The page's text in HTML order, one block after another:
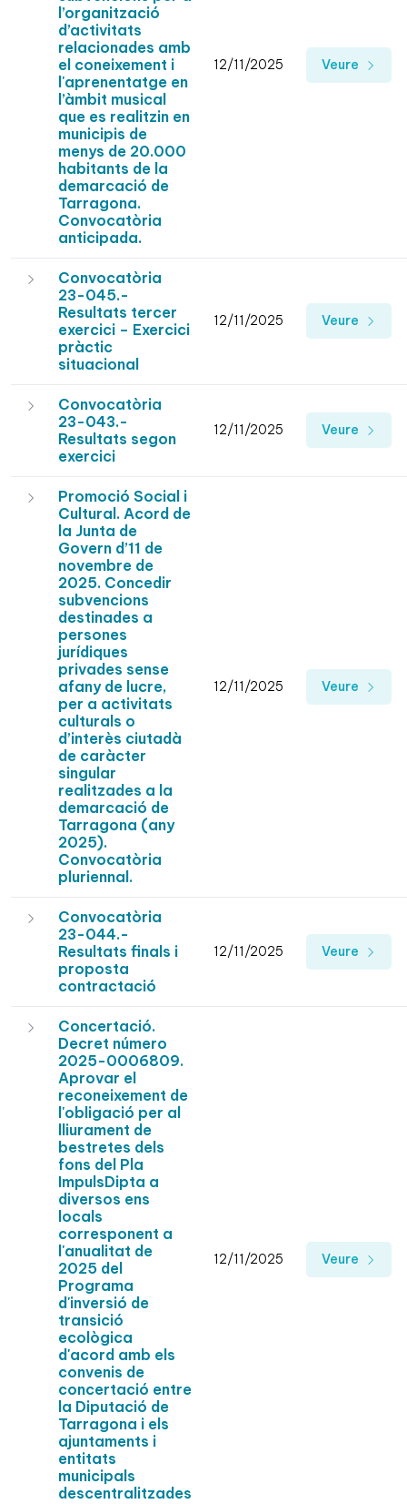
l’organització
d’activitats
relacionades amb
el coneixement i
l'aprenentatge en
l’àmbit musical
que es realitzin en
municipis de
menys de 20.000
habitants de la
demarcació de
Tarragona.
Convocatòria
anticipada.
12/11/2025 Veure
Convocatòria
23-045.-
Resultats tercer
exercici – Exercici
pràctic
situacional
12/11/2025 Veure
Convocatòria
23-043.-
Resultats segon
exercici
12/11/2025 Veure
Promoció Social i
Cultural. Acord de
la Junta de
Govern d’11 de
novembre de
2025. Concedir
subvencions
destinades a
persones
jurídiques
privades sense
afany de lucre,
per a activitats
culturals o
d’interès ciutadà
de caràcter
singular
realitzades a la
demarcació de
Tarragona (any
2025).
Convocatòria
pluriennal.
12/11/2025 Veure
Convocatòria
23-044.-
Resultats finals i
proposta
contractació
12/11/2025 Veure
Concertació.
Decret número
2025-0006809.
Aprovar el
reconeixement de
l'obligació per al
lliurament de
bestretes dels
fons del Pla
ImpulsDipta a
diversos ens
locals
corresponent a
l'anualitat de
2025 del
Programa
d'inversió de
transició
ecològica
d'acord amb els
convenis de
concertació entre
la Diputació de
Tarragona i els
ajuntaments i
entitats
municipals
descentralitzades
12/11/2025 Veure